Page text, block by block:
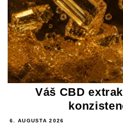
Váš CBD
6. AUGUSTA 2026